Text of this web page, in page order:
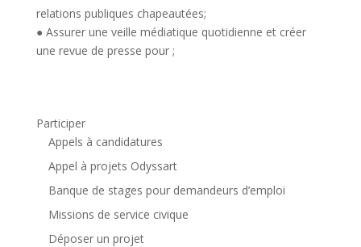
relations publiques chapeautées;
● Assurer une veille médiatique quotidienne et créer
une revue de presse pour ;
Participer
Appels à candidatures
Appel à projets Odyssart
Banque de stages pour demandeurs d’emploi
Missions de service civique
Déposer un projet